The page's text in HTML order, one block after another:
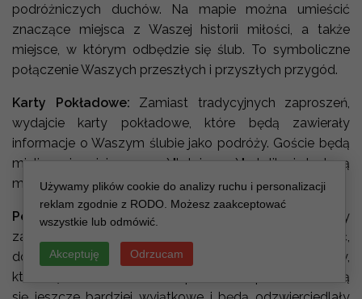
podróżniczych duchów. Na mapie można umieścić
znaczące miejsca z Waszej historii miłości, a także
miejsce, w którym odbędzie się ślub. To symboliczne
połączenie Waszych przeszłych i przyszłych przygód.
Karty Pokładowe: Zamiast tradycyjnych zaproszeń,
wydajcie karty pokładowe, które będą zawierały
informacje o Waszym ślubie jako podróży. Goście będą
mieli swoje miejsca przy \"lotniczym\" stoliku i dostaną
możliwość \"zameldowania\" na Waszym weselu.
Personalizacja: Niezależnie od wybranej formy
zaproszeń, każde z nich można spersonalizować,
dodając Wasze imiona, datę ślubu i inne szczegóły,
które są dla Was ważne. To sprawi, że zaproszenia staną
Używamy plików cookie do analizy ruchu i personalizacji
reklam zgodnie z RODO. Możesz zaakceptować
wszystkie lub odmówić.
Akceptuję Odrzucam